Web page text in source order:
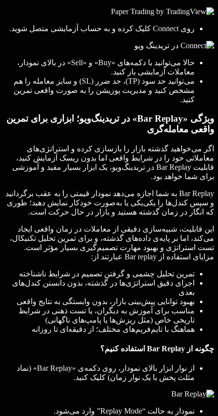
روی Connect کلیک کرده و به حساب آزمایشی متصل شوید.
حالا می‌توانید با دکمه‌های «Buy» و «Sell» در بالای نمودار،
معاملات آزمایشی باز کنید.
می‌توانید حد سود (TP)، حد ضرر (SL) و سایز معامله را هم
مشخص کنید و مدیریت پوزیشن را به صورت واقعی تمرین
کنید.
ویژگی «Bar Replay» در تریدینگ‌ویو؛
ابزاری برای تمرین
واقعی معامله‌گری
اگر می‌خواهید گذشته بازار را بازسازی کرده و استراتژی‌های
معاملاتی خود را در شرایط واقعی اما بدون ریسک آزمایش کنید،
قابلیت Bar Replay در تریدینگ‌ویو، یک ابزار بسیار مفید و آموزشی
برای شما خواهد بود.
Bar Replay به شما اجازه می‌دهد نمودار قیمتی را به عقب برگردانید
و سپس کندل‌ها را یکی‌یکی یا به‌صورت خودکار نمایش دهید؛ طوری
که انگار در زمان گذشته هستید و بازار در حال حرکت است.
این قابلیت، شبیه‌سازی دقیقی از معاملات در زمان واقعی ایجاد
می‌کند، اما بر پایه‌ی داده‌های گذشته، و برای تمرین تحلیل تکنیکال،
تست استراتژی و بهبود مهارت تصمیم‌گیری بسیار مؤثر است.
مزایای استفاده از Bar replay عبارتند از:
تمرین تحلیل چشمی و گرفتن تصمیم در شرایط ناشناخته
اجرای دقیق استراتژی‌ها در گذشته، بدون دانستن کندل‌های
بعدی
بهبود توانایی پیش‌بینی بازار، بدون وابستگی به نتایج واقعی
مناسب برای آموزش به دیگران، یا تست ذهنی در شرایط
تاریخی خاص (مثل ریزش‌ها یا پامپ‌های ناگهانی)
هماهنگ با تایم‌فریم‌های مختلف؛ از دقیقه‌ای تا روزانه
چگونه از Bar Replay استفاده کنیم؟
از نوار ابزار بالای نمودار، روی دکمه‌ی «Bar Replay» (نماد
مثلث پخش با یک نوار زمان) کلیک کنید.
نمودار به حالت “Replay Mode” وارد می‌شود.